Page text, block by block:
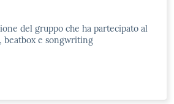
del gruppo che ha partecipato al
beatbox e songwriting